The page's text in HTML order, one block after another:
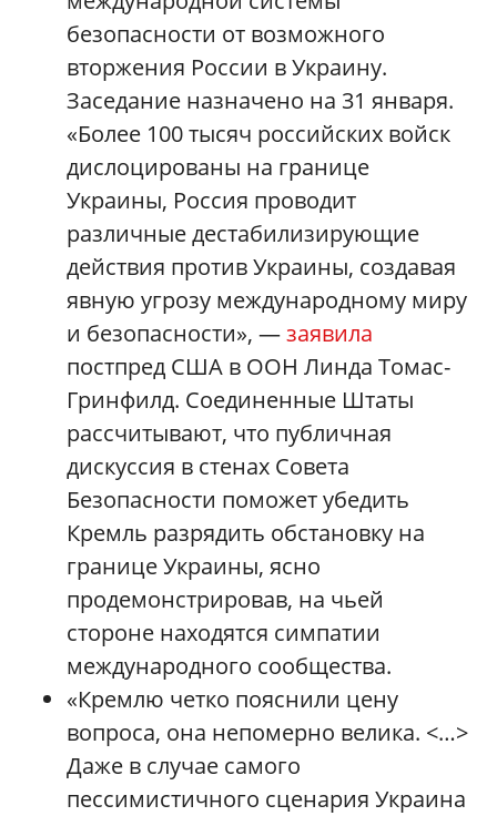
безопасности от возможного
вторжения России в Украину.
Заседание назначено на 31 января.
«Более 100 тысяч российских войск
дислоцированы на границе
Украины, Россия проводит
различные дестабилизирующие
действия против Украины, создавая
явную угрозу международному миру
и безопасности», —заявила
постпред США в ООН Линда Томас-
Гринфилд. Соединенные Штаты
рассчитывают, что публичная
дискуссия в стенах Совета
Безопасности поможет убедить
Кремль разрядить обстановку на
границе Украины, ясно
продемонстрировав, на чьей
стороне находятся симпатии
международного сообщества.
«Кремлю четко пояснили цену
вопроса, она непомерно велика. <…>
Даже в случае самого
пессимистичного сценария Украина